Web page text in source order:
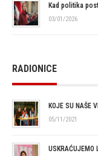
Kad politika
03/01/2026
RADIONICE
KOJE SU NAŠE
05/11/2021
USKRAĆUJEMO